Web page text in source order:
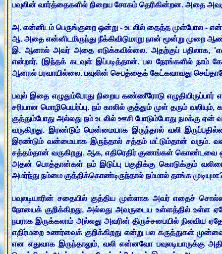
பவுலின் வார்த்தைகளில் நிறைய சோகம் தெரிகின்றன. அதை
அ. என்னிடம் பெருங்குறை ஒன்று - உடலில் தைத்த முள்போல -
ஆ. அதை என்னிடமிருந்து நீக்கிவிடுமாறு நான் மூன்று முறை
இ. ஆனால் அவர் அதை எடுக்கவில்லை. அதற்குப் பதிலாக,
என்றார். (இந்தக் கடவுள் இப்படித்தான். பல நேரங்களில் நாம்
ஆனால் பரவாயில்லை. பவுலின் செபத்தைக் கேட்கவாவது
பவுல் இதை எழுதும்போது நிறைய கண்ணீரோடு
சரியான மொழிபெயர்ப்பு. நம் காலில் குத்தும் முள் தரும்
குத்தும்போது அல்லது நம் உடலில் ஊசி போடும்போது நமக்கு
வருகிறது. இரண்டும் மென்மையாக இருந்தால் வலி
இரண்டும் வன்மையாக இருந்தால் சத்தம் மட்டும்தான் வரும்.
சத்தம்தான் வருகிறது. ஆக, எதிரெதிர் குணங்கள் கொண்டவை
அதன் பொத்தான்கள் நம் இடுப்பு பகுதிக்கு கொடுக்கும்
அமர்ந்து நம்மை குத்திக்கொண்டிருந்தால் நம்மால் தாங்க
பவுலடியாரின் சதையில் குத்திய முள்ளாக அவர் எதைச்
நோயைக் குறிக்கிறது, அல்லது அவருடைய உள்ளத்தில் உள்ள
நபராக இருக்கலாம் அல்லது அவரின் திருச்சபையில் நிலவிய
எதிர்மறை உணர்வைக் குறிக்கிறது என்று பல கருத்துகள்
என எதுவாக இருந்தாலும், வலி என்னவோ பவுலடியாருக்கு